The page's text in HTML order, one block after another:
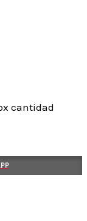
cantidad